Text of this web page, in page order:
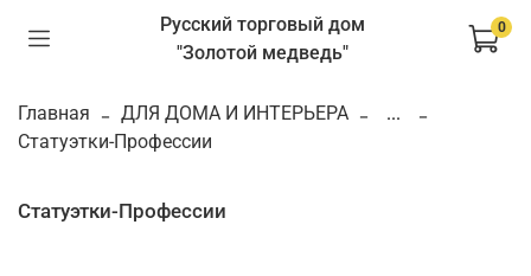
Русский торговый дом
"Золотой медведь"
0
Главная ДЛЯ ДОМА И ИНТЕРЬЕРА
...
Статуэтки-Профессии
Статуэтки-Профессии